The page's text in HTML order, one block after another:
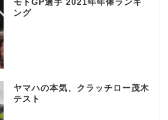
モトGP選手 2021年年俸ランキ
ング
ヤマハの本気、クラッチロー茂木
テスト